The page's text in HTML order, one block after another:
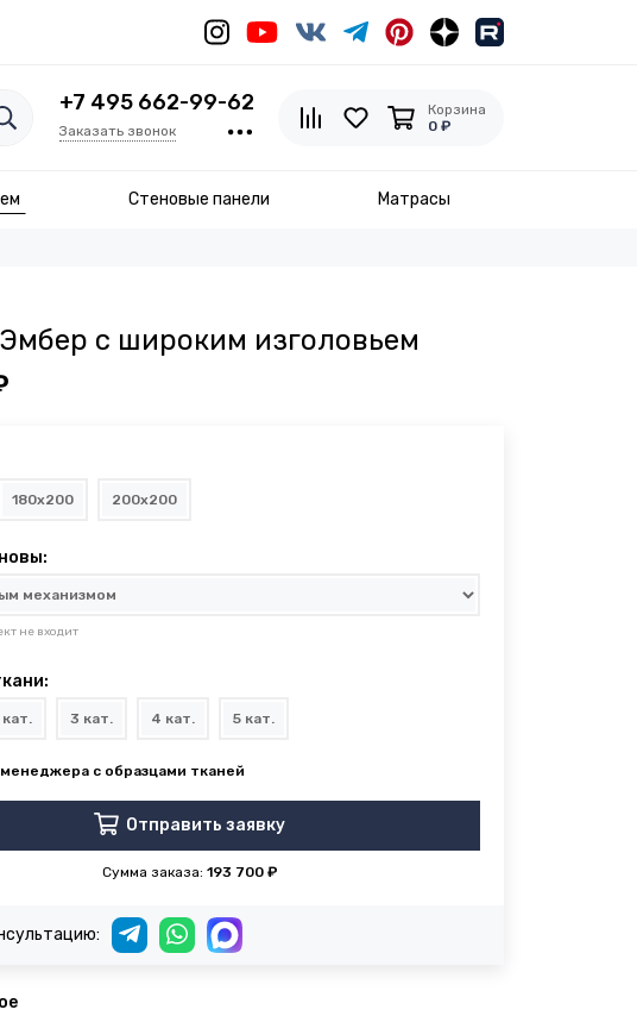
+7 495 662-99-62
Заказать звонок
Корзина
0 ₽
Стеновые панели Матрасы
с широким изголовьем
180x200 200x200
не входит
кат. 3 кат. 4 кат. 5 кат.
Отправить заявку
Сумма заказа: 193 700 ₽